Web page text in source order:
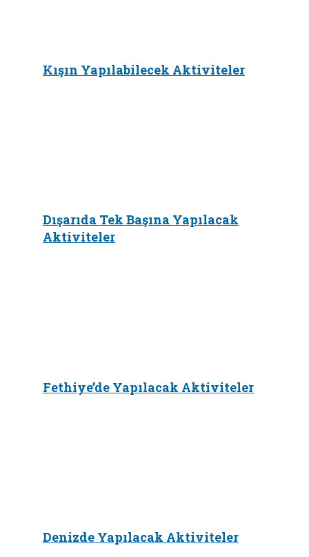
Kışın Yapılabilecek Aktiviteler
Dışarıda Tek Başına Yapılacak
Aktiviteler
Fethiye’de Yapılacak Aktiviteler
Denizde Yapılacak Aktiviteler